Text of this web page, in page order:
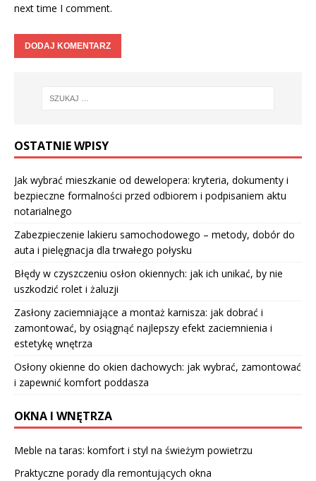
next time I comment.
OSTATNIE WPISY
Jak wybrać mieszkanie od dewelopera: kryteria, dokumenty i
bezpieczne formalności przed odbiorem i podpisaniem aktu
notarialnego
Zabezpieczenie lakieru samochodowego – metody, dobór do
auta i pielęgnacja dla trwałego połysku
Błędy w czyszczeniu osłon okiennych: jak ich unikać, by nie
uszkodzić rolet i żaluzji
Zasłony zaciemniające a montaż karnisza: jak dobrać i
zamontować, by osiągnąć najlepszy efekt zaciemnienia i
estetykę wnętrza
Osłony okienne do okien dachowych: jak wybrać, zamontować
i zapewnić komfort poddasza
OKNA I WNĘTRZA
Meble na taras: komfort i styl na świeżym powietrzu
Praktyczne porady dla remontujących okna